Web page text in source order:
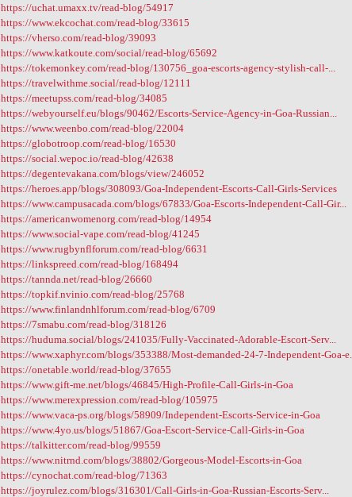
https://uchat.umaxx.tv/read-blog/54917
https://www.ekcochat.com/read-blog/33615
https://vherso.com/read-blog/39093
https://www.katkoute.com/social/read-blog/65692
https://tokemonkey.com/read-blog/130756_goa-escorts-agency-stylish-call-...
https://travelwithme.social/read-blog/12111
https://meetupss.com/read-blog/34085
https://webyourself.eu/blogs/90462/Escorts-Service-Agency-in-Goa-Russian...
https://www.weenbo.com/read-blog/22004
https://globotroop.com/read-blog/16530
https://social.wepoc.io/read-blog/42638
https://degentevakana.com/blogs/view/246052
https://heroes.app/blogs/308093/Goa-Independent-Escorts-Call-Girls-Services
https://www.campusacada.com/blogs/67833/Goa-Escorts-Independent-Call-Gir...
https://americanwomenorg.com/read-blog/14954
https://www.social-vape.com/read-blog/41245
https://www.rugbynflforum.com/read-blog/6631
https://linkspreed.com/read-blog/168494
https://tannda.net/read-blog/26660
https://topkif.nvinio.com/read-blog/25768
https://www.finlandnhlforum.com/read-blog/6709
https://7smabu.com/read-blog/318126
https://huduma.social/blogs/241035/Fully-Vaccinated-Adorable-Escort-Serv...
https://www.xaphyr.com/blogs/353388/Most-demanded-24-7-Independent-Goa-e...
https://onetable.world/read-blog/37655
https://www.gift-me.net/blogs/46845/High-Profile-Call-Girls-in-Goa
https://www.merexpression.com/read-blog/105975
https://www.vaca-ps.org/blogs/58909/Independent-Escorts-Service-in-Goa
https://www.4yo.us/blogs/51867/Goa-Escort-Service-Call-Girls-in-Goa
https://talkitter.com/read-blog/99559
https://www.nitrnd.com/blogs/38802/Gorgeous-Model-Escorts-in-Goa
https://cynochat.com/read-blog/71363
https://joyrulez.com/blogs/316301/Call-Girls-in-Goa-Russian-Escorts-Serv...